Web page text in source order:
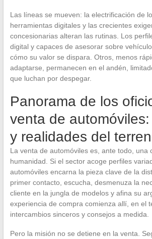
Las líneas se mueven: la electrificación de
herramientas digitales y las crecientes
concesionarias alteran las rutinas. Los
digital y capaces de asesorar sobre
cómo su valor se dispara. Otros, menos
adaptarse, permanecen en el andén,
que luchan por despegar.
Panorama de los
venta de
y realidades del
La venta de automóviles es, ante todo, una
humanidad. Si el sector acoge perfiles
automóviles encarna la pieza clave de la
primer contacto, escucha, desmenuza la
cliente en la jungla de modelos y afina su
experiencia de compra comienza allí, en el
intercambios sinceros y consejos a medida.
Pero la misión no se detiene en la venta.